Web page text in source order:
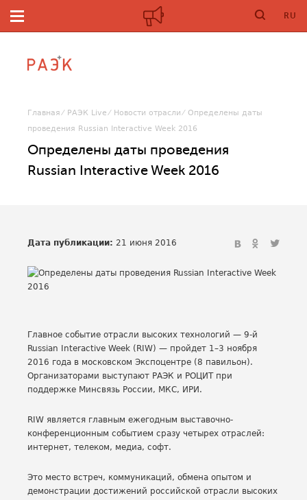
RU
Главная РАЭК Live Новости отрасли
Определены даты
проведения Russian Interactive Week 2016
Определены даты проведения
Russian Interactive Week 2016
Дата публикации: 21 июня 2016
Главное событие отрасли высоких технологий — 9-й
Russian Interactive Week (RIW) — пройдет 1–3 ноября
2016 года в московском Экспоцентре (8 павильон).
Организаторами выступают РАЭК и РОЦИТ при
поддержке Минсвязь России, МКС, ИРИ.
RIW является главным ежегодным выставочно-
конференционным событием сразу четырех отраслей:
интернет, телеком, медиа, софт.
Это место встреч, коммуникаций, обмена опытом и
демонстрации достижений российской отрасли высоких